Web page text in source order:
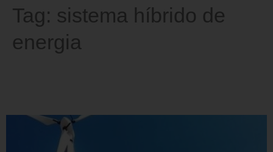
Tag: sistema híbrido de
energia